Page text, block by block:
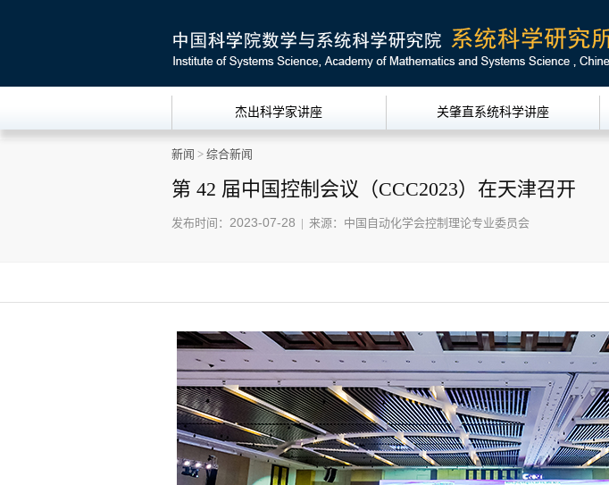
杰出科学家讲座 关肇直系统科学讲座
新闻 > 综合新闻
第 42 届中国控制会议（CCC2023）在天津召开
发布时间： 2023-07-28 | 来源：中国自动化学会控制理论专业委员会